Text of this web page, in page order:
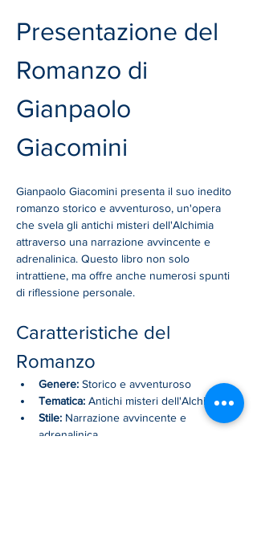
Presentazione del
Romanzo di
Gianpaolo
Giacomini
Gianpaolo Giacomini presenta il suo inedito
romanzo storico e avventuroso, un'opera
che svela gli antichi misteri dell'Alchimia
attraverso una narrazione avvincente e
adrenalinica. Questo libro non solo
intrattiene, ma offre anche numerosi spunti
di riflessione personale.
Caratteristiche del
Romanzo
Genere: Storico e avventuroso
Tematica: Antichi misteri dell'Alchimia
Stile: Narrazione avvincente e
adrenalinica